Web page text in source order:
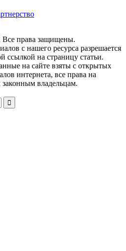
права защищены.
с нашего ресурса разрешается
ссылкой на страницу статьи.
на сайте взяты с открытых
интернета, все права на
владельцам.